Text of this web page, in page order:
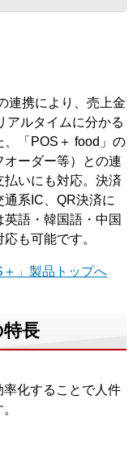
連携により、売上金
アルタイムに分かる
「POS＋ food」の
ーダー等）との連
いにも対応。決済
系IC、QR決済に
語・韓国語・中国
も可能です。
」製品トップへ
特長
化することで人件